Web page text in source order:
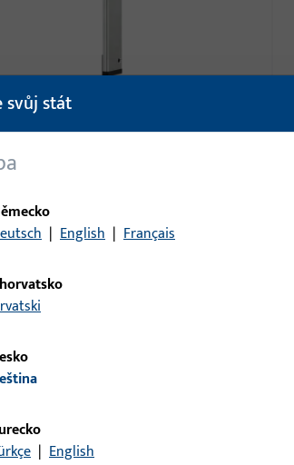
není k dispozici
produkt jsou k dispozici následující varianty:
svůj stát
Německo
Deutsch | English | Français
Chorvatsko
Hrvatski
Česko
čeština
Turecko
| English